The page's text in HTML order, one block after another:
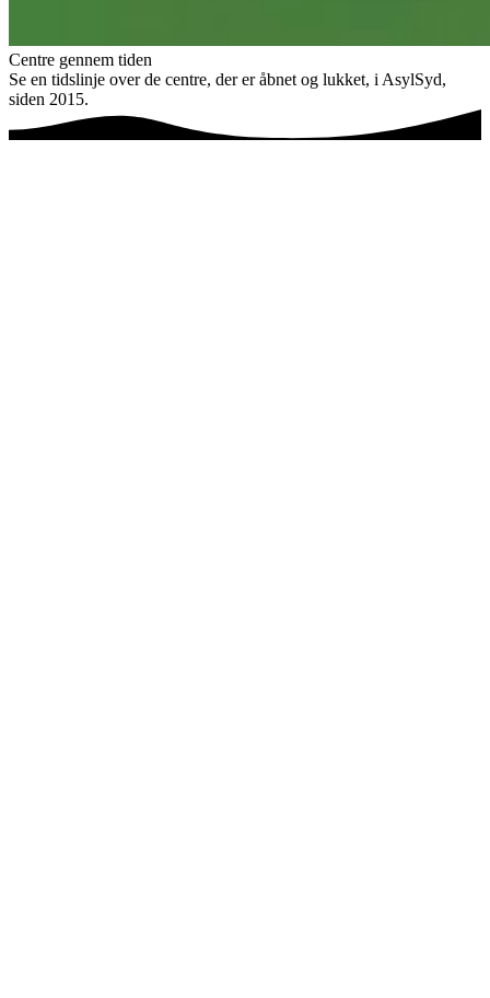
Centre gennem tiden
Se en tidslinje over de centre, der er åbnet og lukket, i AsylSyd,
siden 2015.